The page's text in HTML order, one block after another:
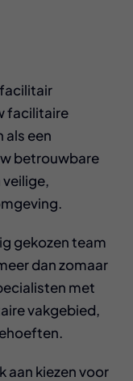
facilitaire
als een
betrouwbare
veilige,
gekozen team
dan zomaar
met
vakgebied,
aan kiezen voor